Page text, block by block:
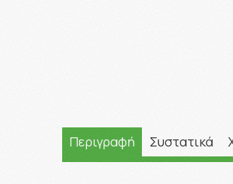
Περιγραφή Συστατικά